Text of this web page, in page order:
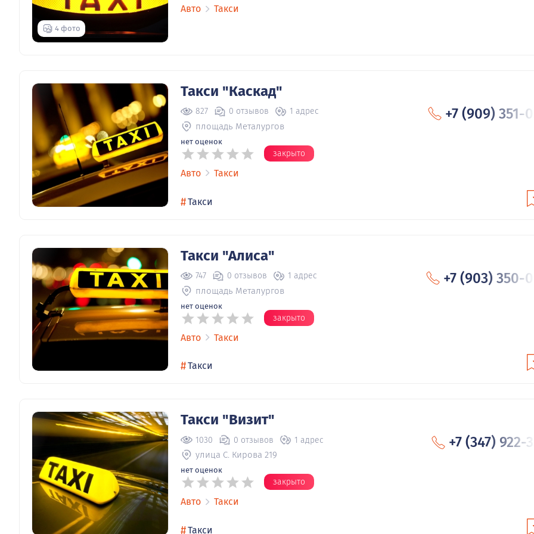
4 фото
Авто Такси
Такси "Каскад"
827 0 отзывов 1 адрес
площадь Металургов
нет оценок
закрыто
+7 (909) 351-
Авто Такси
#Такси
Такси "Алиса"
747 0 отзывов 1 адрес
площадь Металургов
нет оценок
закрыто
+7 (903) 350-
Авто Такси
#Такси
Такси "Визит"
1030 0 отзывов 1 адрес
улица С. Кирова 219
нет оценок
закрыто
+7 (347) 922-
Авто Такси
#Такси